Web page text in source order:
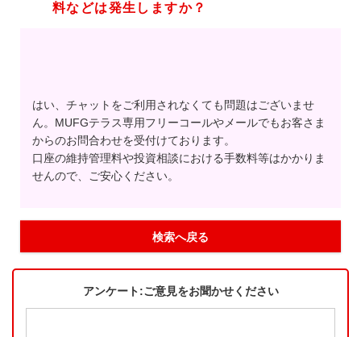
料などは発生しますか？
はい、チャットをご利用されなくても問題はございませ
ん。MUFGテラス専用フリーコールやメールでもお客さま
からのお問合わせを受付けております。
口座の維持管理料や投資相談における手数料等はかかりま
せんので、ご安心ください。
検索へ戻る
アンケート:ご意見をお聞かせください